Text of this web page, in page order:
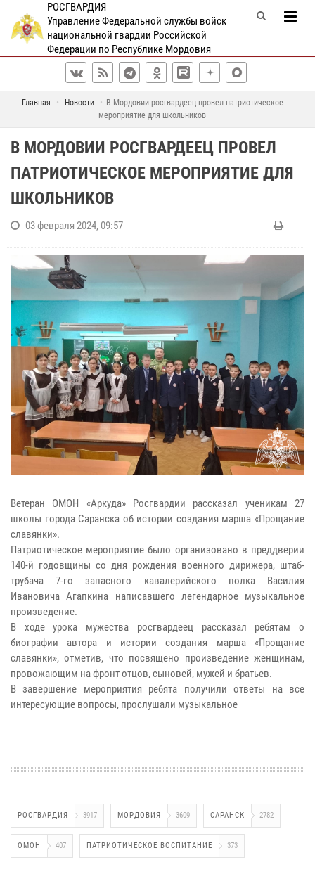
РОСГВАРДИЯ
Управление Федеральной службы войск
национальной гвардии Российской
Федерации по Республике Мордовия
Главная Новости
В Мордовии росгвардеец провел патриотическое
мероприятие для школьников
В МОРДОВИИ РОСГВАРДЕЕЦ ПРОВЕЛ
ПАТРИОТИЧЕСКОЕ МЕРОПРИЯТИЕ ДЛЯ
ШКОЛЬНИКОВ
03 февраля 2024, 09:57
Ветеран ОМОН «Аркуда» Росгвардии рассказал ученикам 27
школы города Саранска об истории создания марша «Прощание
славянки».
Патриотическое мероприятие было организовано в преддверии
140-й годовщины со дня рождения военного дирижера, штаб-
трубача 7-го запасного кавалерийского полка Василия
Ивановича Агапкина написавшего легендарное музыкальное
произведение.
В ходе урока мужества росгвардеец рассказал ребятам о
биографии автора и истории создания марша «Прощание
славянки», отметив, что посвящено произведение женщинам,
провожающим на фронт отцов, сыновей, мужей и братьев.
В завершение мероприятия ребята получили ответы на все
интересующие вопросы, прослушали музыкальное
РОСГВАРДИЯ 3917 МОРДОВИЯ 3609 САРАНСК 2782
ОМОН 407 ПАТРИОТИЧЕСКОЕ ВОСПИТАНИЕ 373